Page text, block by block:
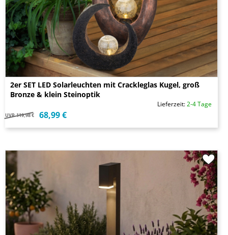
2er SET LED Solarleuchten mit Crackleglas Kugel, groß
Bronze & klein Steinoptik
Lieferzeit:2-4 Tage
UVP 119,98 € 68,99 €